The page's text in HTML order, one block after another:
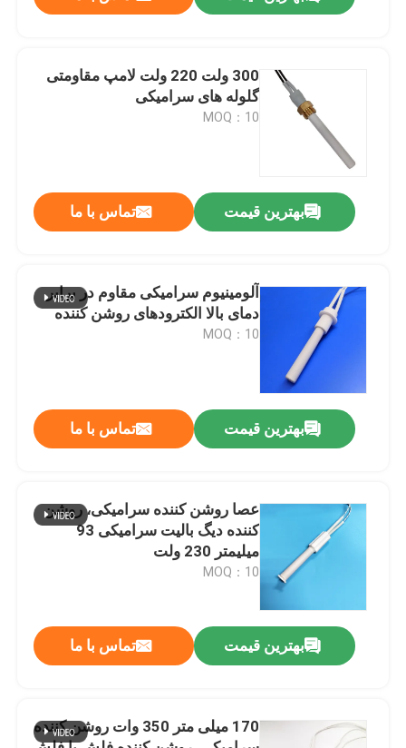
خونه
فیلم های
نمایش واقعیت مجازی
درباره ما
تور کارخانه
کنترل کیفیت
با ما تماس بگیرید
درخواست نقل قول
300 ولت 220 ولت لامپ مقاومتی
گلوله های سرامیکی
MOQ：10
بهترین قیمت تماس با ما
آلومینیوم سرامیکی مقاوم در برابر
دمای بالا الکترودهای روشن کننده
MOQ：10
بهترین قیمت تماس با ما
عصا روشن کننده سرامیکی، روشن
کننده دیگ بالیت سرامیکی 93
میلیمتر 230 ولت
MOQ：10
بهترین قیمت تماس با ما
170 میلی متر 350 وات روشن کننده